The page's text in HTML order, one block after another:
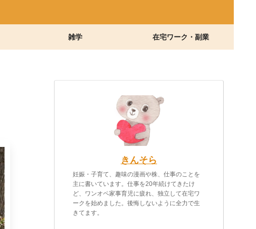
雑学 在宅ワーク・副業
きんそら
妊娠・子育て、趣味の漫画や株、仕事のことを
主に書いています。仕事を20年続けてきたけ
ど、ワンオペ家事育児に疲れ、独立して在宅ワ
ークを始めました。後悔しないように全力で生
きてます。